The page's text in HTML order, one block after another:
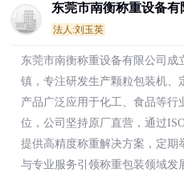
东莞市南衡称重设备有
法人:刘玉英
东莞市南衡称重设备有限公司成
镇，专注研发生产颗粒包装机、
产品广泛应用于化工、食品等
位，公司坚持原厂直营，通过
提供高精度称重解决方案，定期
与专业服务引领称重包装领域发